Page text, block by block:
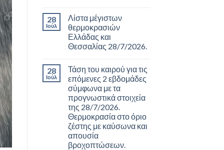
28
Ιούλ
Λίστα μέγιστων
θερμοκρασιών
Ελλάδας και
Θεσσαλίας 28/7/2026.
28
Ιούλ
Τάση του καιρού για τις
επόμενες 2 εβδομάδες
σύμφωνα με τα
προγνωστικά στοιχεία
της 28/7/2026.
Θερμοκρασία στο όριο
ζέστης με καύσωνα και
απουσία
βροχοπτώσεων.